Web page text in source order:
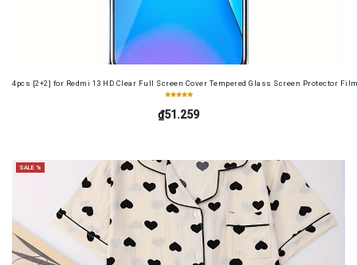
4pcs [2+2] for Redmi 13 HD Clear Full Screen Cover Tempered Glass Screen Protector
₫51.259
SALE %